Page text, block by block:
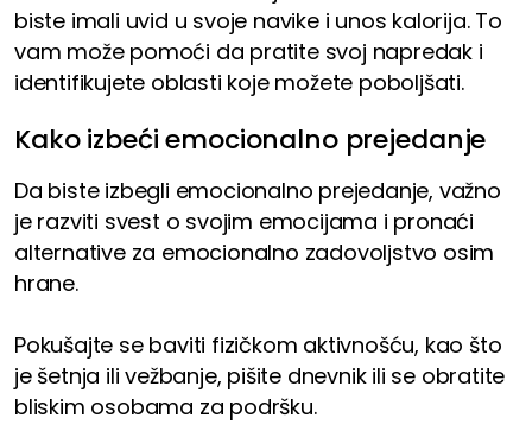
biste imali uvid u svoje navike i unos kalorija. To
vam može pomoći da pratite svoj napredak i
identifikujete oblasti koje možete poboljšati.
Kako izbeći emocionalno prejedanje
Da biste izbegli emocionalno prejedanje, važno
je razviti svest o svojim emocijama i pronaći
alternative za emocionalno zadovoljstvo osim
hrane.
Pokušajte se baviti fizičkom aktivnošću, kao što
je šetnja ili vežbanje, pišite dnevnik ili se obratite
bliskim osobama za podršku.